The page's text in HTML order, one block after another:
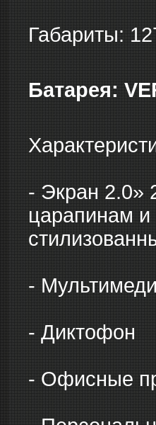
Габариты:
Батарея:
- Экран 2.0»
царапинам и
-
- Диктофон
- Офисные